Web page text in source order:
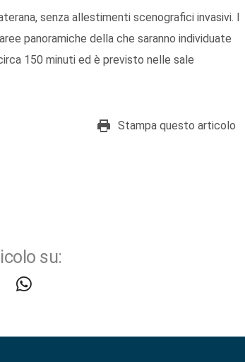
senza allestimenti scenografici invasivi. I
panoramiche della che saranno individuate
150 minuti ed è previsto nelle sale
Stampa questo articolo
su: